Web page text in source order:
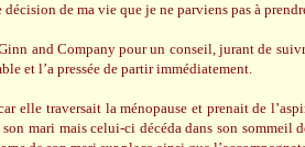
de ma vie que je ne parviens pas à
and Company pour un conseil, jurant de
et l’a pressée de partir immédiatement.
elle traversait la ménopause et prenait de
mari mais celui-ci décéda dans son sommeil